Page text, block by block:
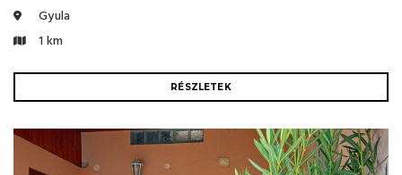
Gyula
1 km
RÉSZLETEK